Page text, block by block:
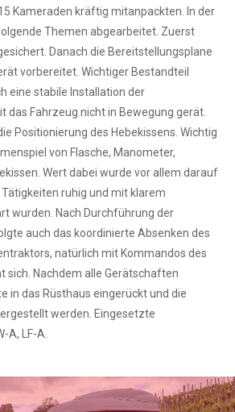
Kameraden kräftig mitanpackten. In der
Themen abgearbeitet. Zuerst
Danach die Bereitstellungsplane
vorbereitet. Wichtiger Bestandteil
eine stabile Installation der
das Fahrzeug nicht in Bewegung gerät.
Positionierung des Hebekissens. Wichtig
von Flasche, Manometer,
Wert dabei wurde vor allem darauf
ruhig und mit klarem
wurden. Nach Durchführung der
auch das koordinierte Absenken des
natürlich mit Kommandos des
sich. Nachdem alle Gerätschaften
in das Rüsthaus eingerückt und die
werden. Eingesetzte
A, LF-A.